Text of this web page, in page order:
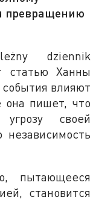
превращению
dziennik
статью Ханны
влияют
она пишет, что
своей
независимость
пытающееся
становится